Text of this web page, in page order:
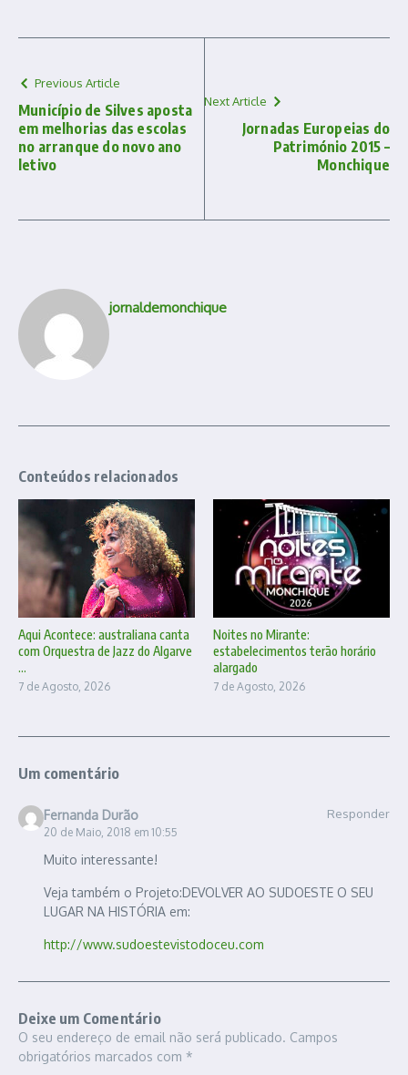
Previous Article
Município de Silves aposta
em melhorias das escolas
no arranque do novo ano
letivo
Next Article
Jornadas Europeias do
Património 2015 –
Monchique
jornaldemonchique
Conteúdos relacionados
Aqui Acontece: australiana canta
com Orquestra de Jazz do Algarve
...
7 de Agosto, 2026
Noites no Mirante:
estabelecimentos terão horário
alargado
7 de Agosto, 2026
Um comentário
Fernanda Durão
20 de Maio, 2018 em 10:55
Responder
Muito interessante!
Veja também o Projeto:DEVOLVER AO SUDOESTE O SEU
LUGAR NA HISTÓRIA em:
http://www.sudoestevistodoceu.com
Deixe um Comentário
O seu endereço de email não será publicado. Campos
obrigatórios marcados com *